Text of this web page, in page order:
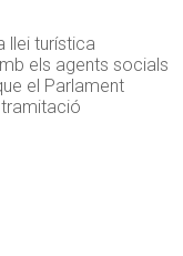
llei turística
els agents socials
el Parlament
tramitació